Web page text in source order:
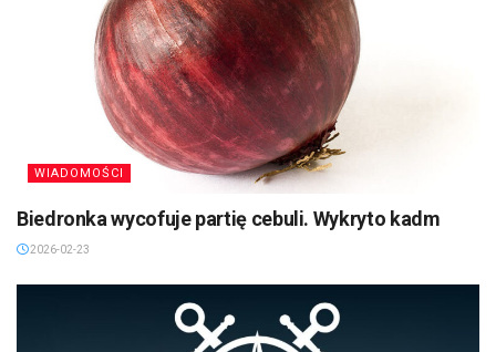
WIADOMOŚCI
Biedronka wycofuje partię cebuli. Wykryto kadm
2026-02-23